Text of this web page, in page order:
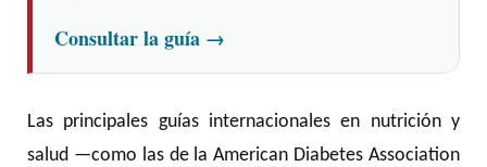
Consultar la guía →
Las principales guías internacionales en nutrición y
salud —como las de la American Diabetes Association